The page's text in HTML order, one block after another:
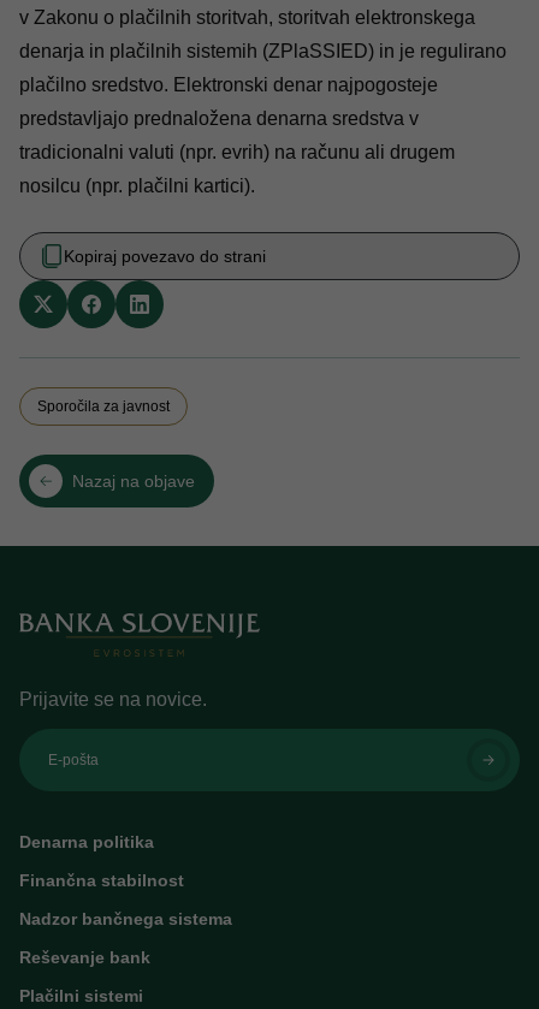
v Zakonu o plačilnih storitvah, storitvah elektronskega
denarja in plačilnih sistemih (ZPlaSSIED) in je regulirano
plačilno sredstvo. Elektronski denar najpogosteje
predstavljajo prednaložena denarna sredstva v
tradicionalni valuti (npr. evrih) na računu ali drugem
nosilcu (npr. plačilni kartici).
Kopiraj povezavo do strani
Sporočila za javnost
Nazaj na objave
Prijavite se na novice.
E-pošta
Denarna politika
Finančna stabilnost
Nadzor bančnega sistema
Reševanje bank
Plačilni sistemi